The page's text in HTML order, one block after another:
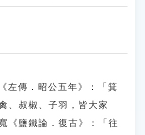
左傳．昭公五年》：「箕
、叔椒、子羽，皆大家
《鹽鐵論．復古》：「往